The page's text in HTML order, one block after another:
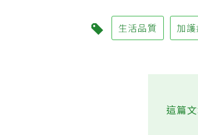
生活品質 加
這篇